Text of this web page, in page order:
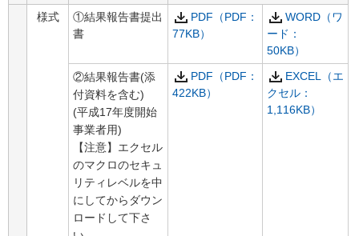
様式
①結果報告書提出
書
PDF（PDF：
77KB）
WORD（ワ
ード：
50KB）
②結果報告書(添
付資料を含む)
(平成17年度開始
事業者用)
【注意】エクセル
のマクロのセキュ
リティレベルを中
にしてからダウン
ロードして下さ
PDF（PDF：
422KB）
EXCEL（エ
クセル：
1,116KB）